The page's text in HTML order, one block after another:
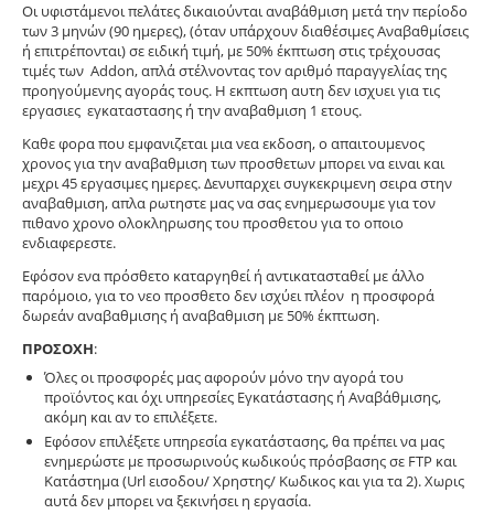
Οι υφιστάμενοι πελάτες δικαιούνται αναβάθμιση μετά την περίοδο
των 3 μηνών (90 ημερες), (όταν υπάρχουν διαθέσιμες Αναβαθμίσεις
ή επιτρέπονται) σε ειδική τιμή, με 50% έκπτωση στις τρέχουσας
τιμές των Addon, απλά στέλνοντας τον αριθμό παραγγελίας της
προηγούμενης αγοράς τους. H εκπτωση αυτη δεν ισχυει για τις
εργασιες εγκαταστασης ή την αναβαθμιση 1 ετους.
Καθε φορα που εμφανιζεται μια νεα εκδοση, ο απαιτουμενος
χρονος για την αναβαθμιση των προσθετων μπορει να ειναι και
μεχρι 45 εργασιμες ημερες. Δενυπαρχει συγκεκριμενη σειρα στην
αναβαθμιση, απλα ρωτηστε μας να σας ενημερωσουμε για τον
πιθανο χρονο ολοκληρωσης του προσθετου για το οποιο
ενδιαφερεστε.
Εφόσον ενα πρόσθετο καταργηθεί ή αντικατασταθεί με άλλο
παρόμοιο, για το νεο προσθετο δεν ισχύει πλέον η προσφορά
δωρεάν αναβαθμισης ή αναβαθμιση με 50% έκπτωση.
ΠΡΟΣΟΧΗ:
Όλες οι προσφορές μας αφορούν μόνο την αγορά του
προϊόντος και όχι υπηρεσίες Εγκατάστασης ή Αναβάθμισης,
ακόμη και αν το επιλέξετε.
Εφόσον επιλέξετε υπηρεσία εγκατάστασης, θα πρέπει να μας
ενημερώστε με προσωρινούς κωδικούς πρόσβασης σε FTP και
Κατάστημα (Url εισοδου/ Χρηστης/ Κωδικος και για τα 2). Χωρις
αυτά δεν μπορει να ξεκινήσει η εργασία.